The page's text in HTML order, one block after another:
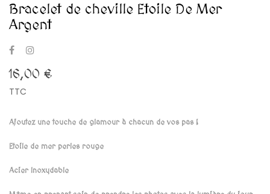
Bracelet de cheville Etoile De Mer
Argent
16,00 €
TTC
Ajoutez une touche de glamour à chacun de vos pas !
Etoile de mer perles rouge
Acier Inoxydable